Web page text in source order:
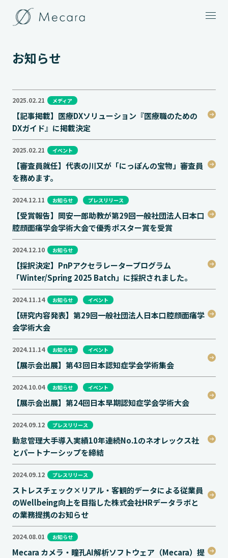
お知らせ
2025.02.21 メディア
【記事掲載】医療DXソリューション『医療職のための
DXガイド』に掲載決定
2025.02.21 イベント
【審査員就任】代表の川又が「にっぽんの宝物」審査員
を務めます。
2024.12.11 お知らせ プレスリリース
【受賞報告】岡安一郎助教が第29回一般社団法人日本口
腔顔面痛学会学術大会で優秀ポスター賞を受賞
2024.12.10 お知らせ
【採択決定】PnPアクセラレータープログラム
「Winter/Spring 2025 Batch」に採択されました。
2024.11.14 お知らせ イベント
【研究内容発表】第29回一般社団法人日本口腔顔面痛学
会学術大会
2024.11.14 お知らせ イベント
【展示会出展】第43回日本認知症学会学術集会
2024.10.04 お知らせ イベント
【展示会出展】第24回日本早期認知症学会学術大会
2024.09.12 プレスリリース
勤怠管理大手導入実績10年連続No.1のネオレックス社
とパートナーシップを締結
2024.09.12 プレスリリース
ストレスチェック×リアル・客観的データによる従業員
のWellbeing向上を目指した株式会社HRデータラボと
の業務提携のお知らせ
2024.08.01 お知らせ
Mecara カメラ・瞳孔AI解析ソフトウェア（Mecara）提